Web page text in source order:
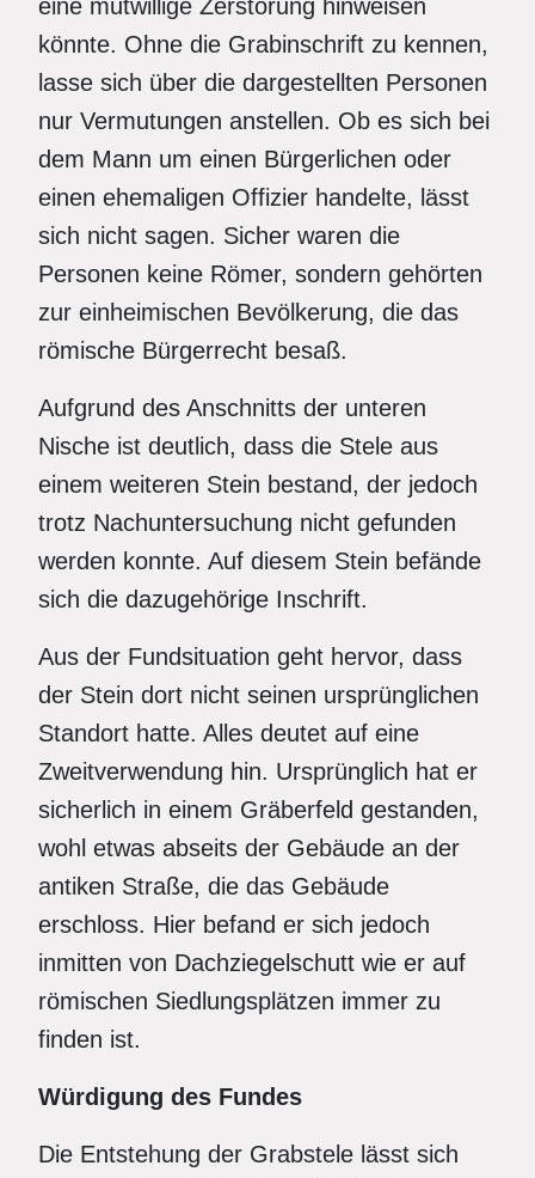
eine mutwillige Zerstörung hinweisen
könnte. Ohne die Grabinschrift zu kennen,
lasse sich über die dargestellten Personen
nur Vermutungen anstellen. Ob es sich bei
dem Mann um einen Bürgerlichen oder
einen ehemaligen Offizier handelte, lässt
sich nicht sagen. Sicher waren die
Personen keine Römer, sondern gehörten
zur einheimischen Bevölkerung, die das
römische Bürgerrecht besaß.
Aufgrund des Anschnitts der unteren
Nische ist deutlich, dass die Stele aus
einem weiteren Stein bestand, der jedoch
trotz Nachuntersuchung nicht gefunden
werden konnte. Auf diesem Stein befände
sich die dazugehörige Inschrift.
Aus der Fundsituation geht hervor, dass
der Stein dort nicht seinen ursprünglichen
Stand­ort hatte. Alles deutet auf eine
Zweitverwendung hin. Ursprünglich hat er
sicherlich in einem Gräberfeld gestanden,
wohl etwas abseits der Gebäude an der
antiken Straße, die das Gebäude
erschloss. Hier befand er sich jedoch
inmitten von Dachziegelschutt wie er auf
römischen Siedlungsplätzen immer zu
finden ist.
Würdigung des Fundes
Die Entstehung der Grabstele lässt sich